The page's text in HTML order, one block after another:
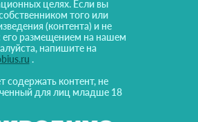
целях. Если вы
того или
(контента) и не
его размещением на нашем
напишите на
.
содержать контент, не
для лиц младше 18